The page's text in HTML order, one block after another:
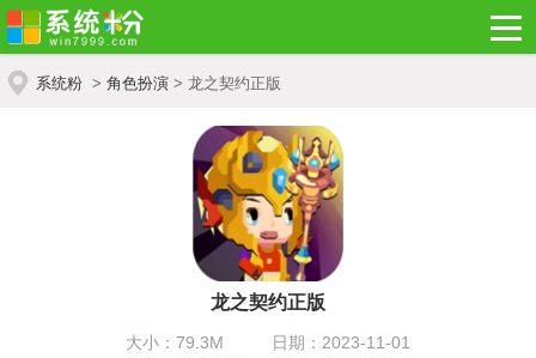
系统粉 > 角色扮演 > 龙之契约正版
龙之契约正版
大小：79.3M
日期：2023-11-01